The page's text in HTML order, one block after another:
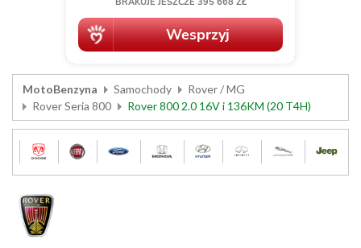
MotoBenzyna Samochody
Rover / MG
Rover Seria 800
Rover 800 2.0 16V i 136KM (20 T4H)